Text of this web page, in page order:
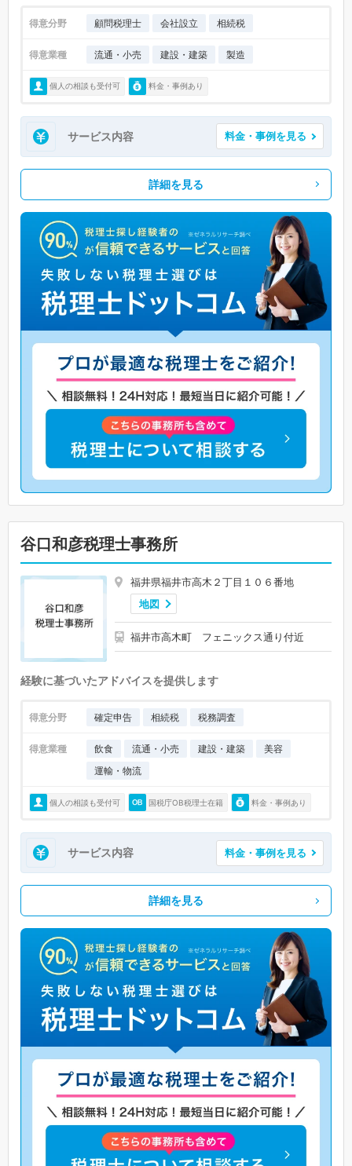
得意分野 顧問税理士 会社設立 相続税
得意業種 流通・小売 建設・建築 製造
個人の相談も受付可 料金・事例あり
サービス内容 料金・事例を見る
詳細を見る
谷口和彦税理士事務所
福井県福井市高木２丁目１０６番地
地図
福井市高木町 フェニックス通り付近
経験に基づいたアドバイスを提供します
得意分野 確定申告 相続税 税務調査
得意業種 飲食 流通・小売 建設・建築
美容
運輸・物流
個人の相談も受付可 国税庁OB税理士在籍 料金・事例あり
サービス内容 料金・事例を見る
詳細を見る